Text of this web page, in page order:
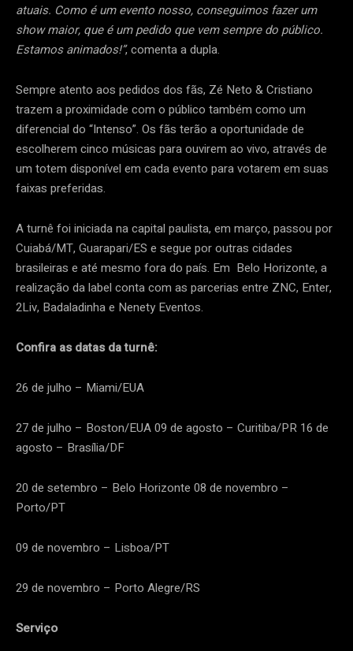
atuais. Como é um evento nosso, conseguimos fazer um
show maior, que é um pedido que vem sempre do público.
Estamos animados!”, comenta a dupla.
Sempre atento aos pedidos dos fãs, Zé Neto & Cristiano
trazem a proximidade com o público também como um
diferencial do “Intenso”. Os fãs terão a oportunidade de
escolherem cinco músicas para ouvirem ao vivo, através de
um totem disponível em cada evento para votarem em suas
faixas preferidas.
A turnê foi iniciada na capital paulista, em março, passou por
Cuiabá/MT, Guarapari/ES e segue por outras cidades
brasileiras e até mesmo fora do país. Em Belo Horizonte, a
realização da label conta com as parcerias entre ZNC, Enter,
2Liv, Badaladinha e Nenety Eventos.
Confira as datas da turnê:
26 de julho – Miami/EUA
27 de julho – Boston/EUA 09 de agosto – Curitiba/PR 16 de
agosto – Brasília/DF
20 de setembro – Belo Horizonte 08 de novembro –
Porto/PT
09 de novembro – Lisboa/PT
29 de novembro – Porto Alegre/RS
Serviço